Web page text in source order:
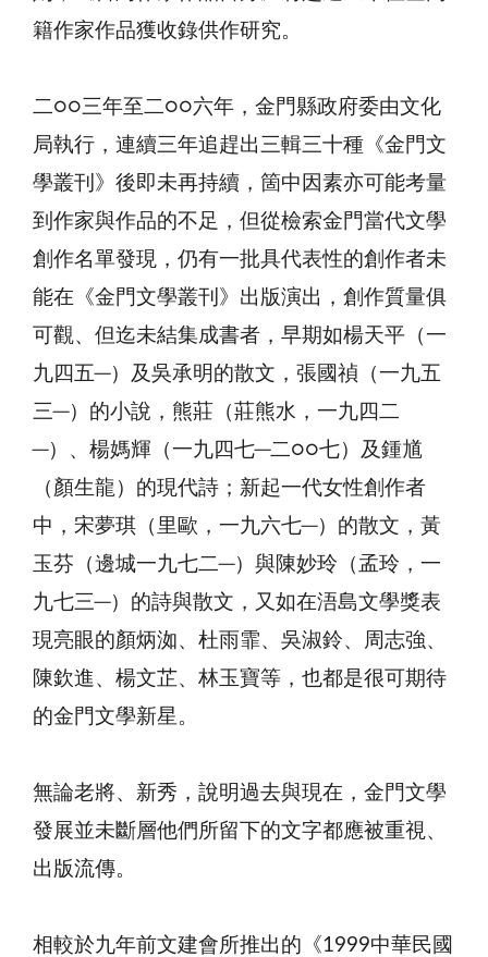
籍作家作品獲收錄供作研究。
二○○三年至二○○六年，金門縣政府委由文化
局執行，連續三年追趕出三輯三十種《金門文
學叢刊》後即未再持續，箇中因素亦可能考量
到作家與作品的不足，但從檢索金門當代文學
創作名單發現，仍有一批具代表性的創作者未
能在《金門文學叢刊》出版演出，創作質量俱
可觀、但迄未結集成書者，早期如楊天平（一
九四五─）及吳承明的散文，張國禎（一九五
三─）的小說，熊莊（莊熊水，一九四二
─）、楊媽輝（一九四七─二○○七）及鍾馗
（顏生龍）的現代詩；新起一代女性創作者
中，宋夢琪（里歐，一九六七─）的散文，黃
玉芬（邊城一九七二─）與陳妙玲（孟玲，一
九七三─）的詩與散文，又如在浯島文學獎表
現亮眼的顏炳洳、杜雨霏、吳淑鈴、周志強、
陳欽進、楊文芷、林玉寶等，也都是很可期待
的金門文學新星。
無論老將、新秀，說明過去與現在，金門文學
發展並未斷層他們所留下的文字都應被重視、
出版流傳。
相較於九年前文建會所推出的《1999中華民國